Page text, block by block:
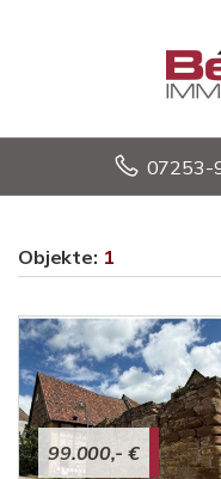
07253-
Objekte: 1
99.000,- €